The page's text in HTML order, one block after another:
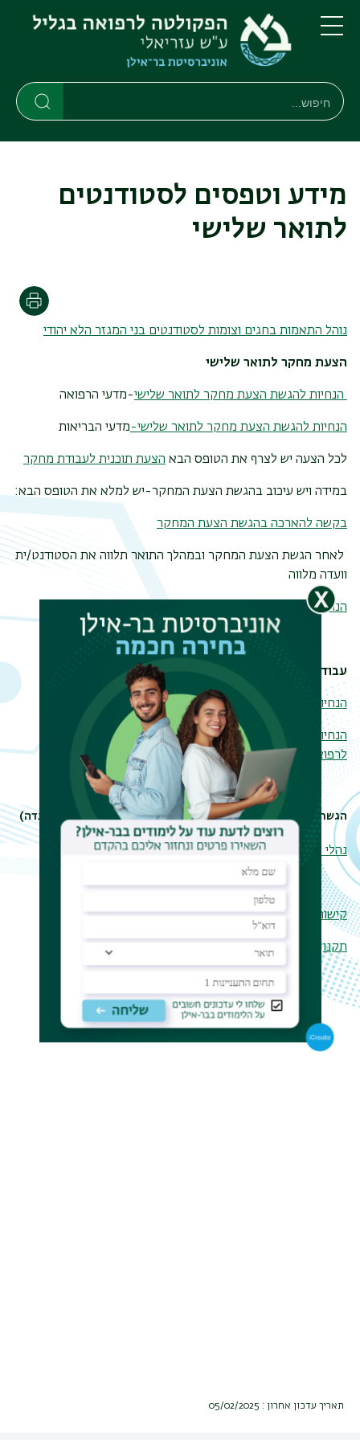
דילוג
לתוכן
העיקרי
דילוג
לתפריט
ניווט
ראשי
חיפוש
חיפוש
מידע וטפסים לסטודנטים
לתואר שלישי
נוהל התאמות בחגים וצומות לסטודנטים בני המגזר הלא יהודי
הצעת מחקר לתואר שלישי
הנחיות להגשת הצעת מחקר לתואר שלישי-מדעי הרפואה
הנחיות להגשת הצעת מחקר לתואר שלישי-מדעי הבריאות
לכל הצעה יש לצרף את הטופס הבא הצעת תוכנית לעבודת מחקר
במידה ויש עיכוב בהגשת הצעת המחקר-יש למלא את הטופס הבא:
בקשה להארכה בהגשת הצעת המחקר
לאחר הגשת הצעת המחקר ובמהלך התואר תלווה את הסטודנט/ית
וועדה מלווה
הנחיות להצגת
עבודת דוקטורט (דיסרטציה) לתואר שלישי
הנחיות להגשת עבודת דוקטורט לתואר שלישי
הנחיות להגשת תזת תואר שלישי כאסופת מאמרים
לרפואה
הגשת עבודת דוקטורט לספריה (לאחר אישור העבודה על ידי הוועדה)
נהלי מסירת עותקים לספריה המרכזית
קישור כללי בית הספר ללימודים מתקדמים תואר שלישי
תקנון בית הספר ללימודים מתקדמים
תאריך עדכון אחרון : 05/02/2025